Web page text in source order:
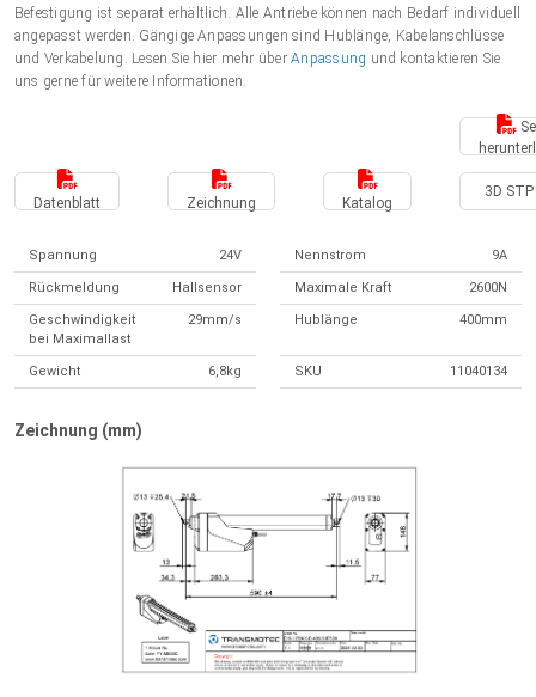
Suomi (EUR)
Befestigung ist separat erhältlich. Alle Antriebe können nach Bedarf individuell
angepasst werden. Gängige Anpassungen sind Hublänge, Kabelanschlüsse
und Verkabelung. Lesen Sie hier mehr überAnpassung und kontaktieren Sie
uns gerne für weitere Informationen.
Datenblatt Zeichnung Katalog
3D STP
Spannung 24V Nennstrom 9A
Rückmeldung Hallsensor Maximale Kraft 2600N
Geschwindigkeit
bei Maximallast
29mm/s Hublänge 400mm
Gewicht 6,8kg SKU 11040134
Zeichnung (mm)